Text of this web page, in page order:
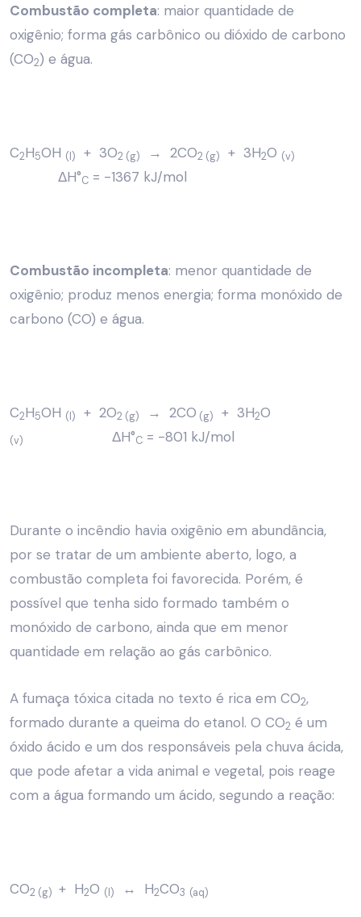
Combustão completa: maior quantidade de
oxigênio; forma gás carbônico ou dióxido de carbono
(CO2) e água.
C2H5OH (l) + 3O2 (g) → 2CO2 (g) + 3H2O (v)
ΔH°C = -1367 kJ/mol
Combustão incompleta: menor quantidade de
oxigênio; produz menos energia; forma monóxido de
carbono (CO) e água.
C2H5OH (l) + 2O2 (g) → 2CO (g) + 3H2O
(v) ΔH°C = -801 kJ/mol
Durante o incêndio havia oxigênio em abundância,
por se tratar de um ambiente aberto, logo, a
combustão completa foi favorecida. Porém, é
possível que tenha sido formado também o
monóxido de carbono, ainda que em menor
quantidade em relação ao gás carbônico.
A fumaça tóxica citada no texto é rica em CO2,
formado durante a queima do etanol. O CO2 é um
óxido ácido e um dos responsáveis pela chuva ácida,
que pode afetar a vida animal e vegetal, pois reage
com a água formando um ácido, segundo a reação:
CO2 (g) + H2O (l) ↔ H2CO3 (aq)